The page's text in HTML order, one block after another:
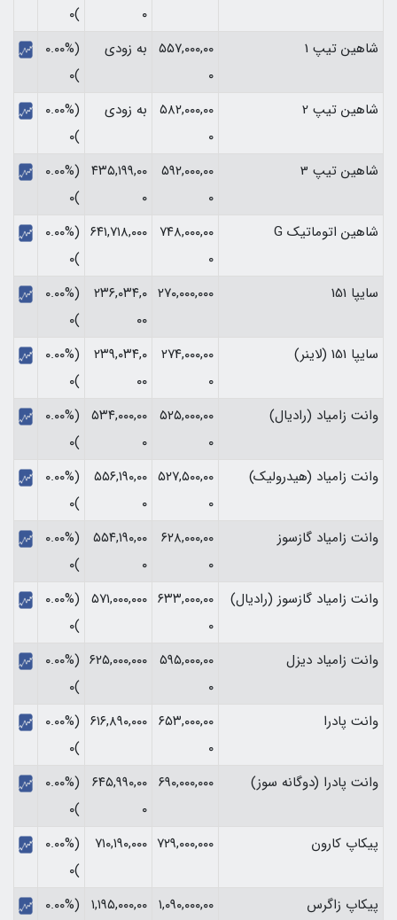
۰
)۰
شاهین تیپ 1
۵۵۷,۰۰۰,۰۰
۰
به زودی
(۰.۰۰%
)۰
شاهین تیپ 2
۵۸۲,۰۰۰,۰۰
۰
به زودی
(۰.۰۰%
)۰
شاهین تیپ 3
۵۹۲,۰۰۰,۰۰
۰
۴۳۵,۱۹۹,۰۰
۰
(۰.۰۰%
)۰
شاهین اتوماتیک G
۷۴۸,۰۰۰,۰۰
۰
۶۴۱,۷۱۸,۰۰۰
(۰.۰۰%
)۰
سایپا 151
۲۷۰,۰۰۰,۰۰۰ ۲۳۶,۰۳۴,۰
۰۰
(۰.۰۰%
)۰
سایپا 151 (لاینر)
۲۷۴,۰۰۰,۰۰
۰
۲۳۹,۰۳۴,۰
۰۰
(۰.۰۰%
)۰
وانت زامیاد (رادیال)
۵۲۵,۰۰۰,۰۰
۰
۵۳۴,۰۰۰,۰۰
۰
(۰.۰۰%
)۰
وانت زامیاد (هیدرولیک)
۵۲۷,۵۰۰,۰۰
۰
۵۵۶,۱۹۰,۰۰
۰
(۰.۰۰%
)۰
وانت زامیاد گازسوز
۶۲۸,۰۰۰,۰۰
۰
۵۵۴,۱۹۰,۰۰
۰
(۰.۰۰%
)۰
وانت زامیاد گازسوز (رادیال)
۶۳۳,۰۰۰,۰۰
۰
۵۷۱,۰۰۰,۰۰۰
(۰.۰۰%
)۰
وانت زامیاد دیزل
۵۹۵,۰۰۰,۰۰
۰
۶۲۵,۰۰۰,۰۰۰
(۰.۰۰%
)۰
وانت پادرا
۶۵۳,۰۰۰,۰۰
۰
۶۱۶,۸۹۰,۰۰۰
(۰.۰۰%
)۰
وانت پادرا (دوگانه سوز)
۶۹۰,۰۰۰,۰۰۰ ۶۴۵,۹۹۰,۰۰
۰
(۰.۰۰%
)۰
پیکاپ کارون
۷۲۹,۰۰۰,۰۰۰ ۷۱۰,۱۹۰,۰۰۰
(۰.۰۰%
)۰
پیکاپ زاگرس
۱,۰۹۰,۰۰۰,۰۰ ۱,۱۹۵,۰۰۰,۰۰
(۰.۰۰%